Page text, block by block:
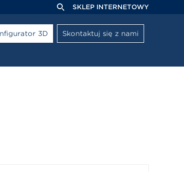
SKLEP INTERNETOWY
3D Skontaktuj się z nami